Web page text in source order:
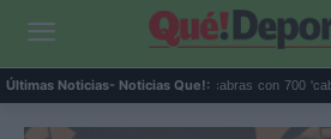
Últimas Noticias- Noticias Que!:
Galápagos eliminó 140.000 cabras con 700 'cabras e...